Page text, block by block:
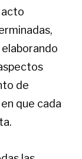
acto
de
que cada